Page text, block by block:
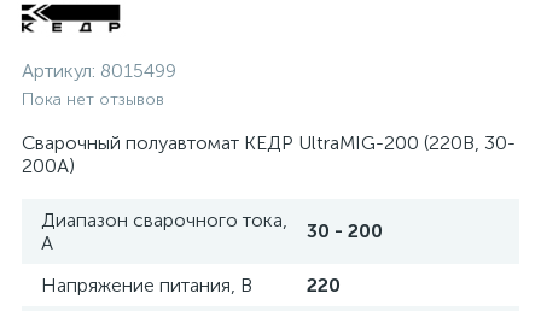
Артикул: 8015499
Пока нет отзывов
Сварочный полуавтомат КЕДР UltraMIG-200 (220В, 30-
200А)
Диапазон сварочного тока,
А
30 - 200
Напряжение питания, В 220